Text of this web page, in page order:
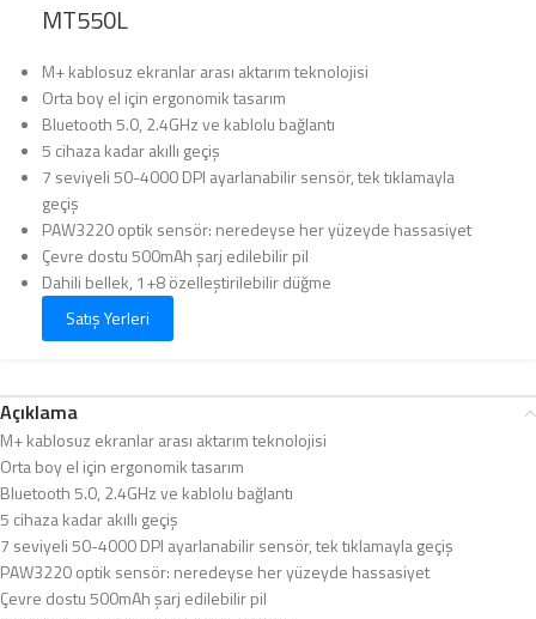
MT550L
M+ kablosuz ekranlar arası aktarım teknolojisi
Orta boy el için ergonomik tasarım
Bluetooth 5.0, 2.4GHz ve kablolu bağlantı
5 cihaza kadar akıllı geçiş
7 seviyeli 50-4000 DPI ayarlanabilir sensör, tek tıklamayla
geçiş
PAW3220 optik sensör: neredeyse her yüzeyde hassasiyet
Çevre dostu 500mAh şarj edilebilir pil
Dahili bellek, 1+8 özelleştirilebilir düğme
Satış Yerleri
Açıklama
M+ kablosuz ekranlar arası aktarım teknolojisi
Orta boy el için ergonomik tasarım
Bluetooth 5.0, 2.4GHz ve kablolu bağlantı
5 cihaza kadar akıllı geçiş
7 seviyeli 50-4000 DPI ayarlanabilir sensör, tek tıklamayla geçiş
PAW3220 optik sensör: neredeyse her yüzeyde hassasiyet
Çevre dostu 500mAh şarj edilebilir pil